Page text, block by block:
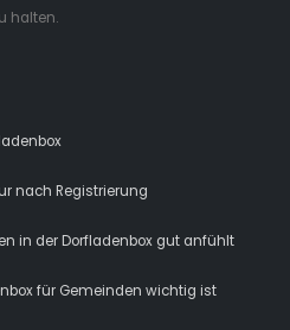
halten.
nach Registrierung
in der Dorfladenbox gut anfühlt
für Gemeinden wichtig ist